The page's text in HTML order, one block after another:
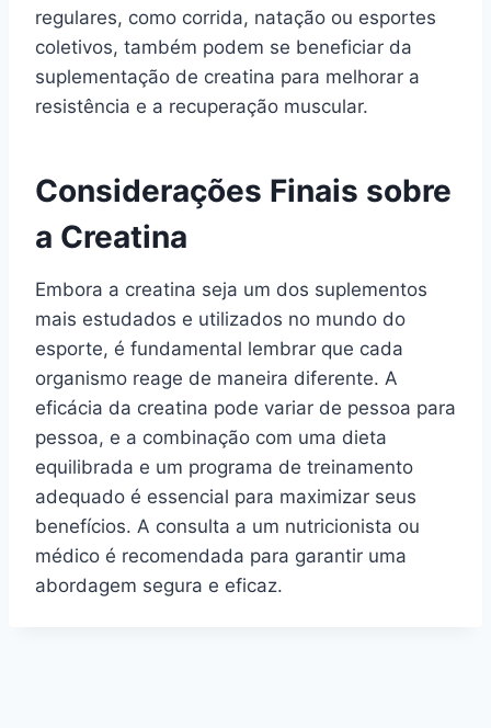
regulares, como corrida, natação ou esportes
coletivos, também podem se beneficiar da
suplementação de creatina para melhorar a
resistência e a recuperação muscular.
Considerações Finais sobre
a Creatina
Embora a creatina seja um dos suplementos
mais estudados e utilizados no mundo do
esporte, é fundamental lembrar que cada
organismo reage de maneira diferente. A
eficácia da creatina pode variar de pessoa para
pessoa, e a combinação com uma dieta
equilibrada e um programa de treinamento
adequado é essencial para maximizar seus
benefícios. A consulta a um nutricionista ou
médico é recomendada para garantir uma
abordagem segura e eficaz.